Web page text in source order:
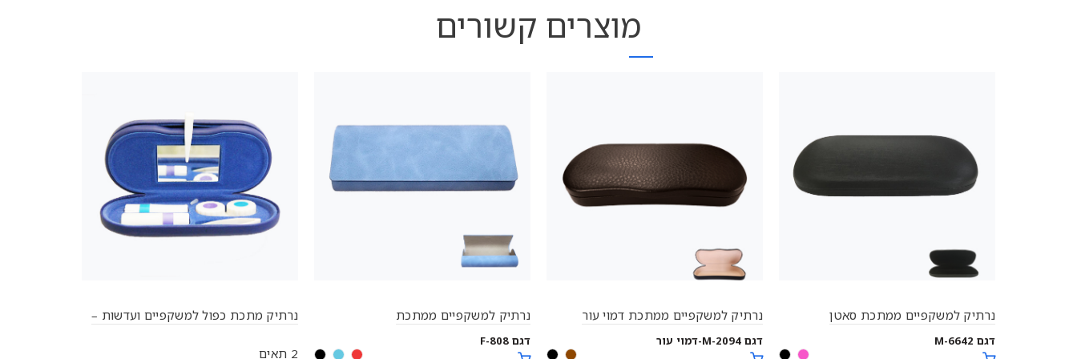
מוצרים קשורים
נרתיק למשקפיים ממתכת סאטן
דגם M-6642
נרתיק למשקפיים ממתכת דמוי עור
דגם M-2094-דמוי עור
נרתיק למשקפיים ממתכת
דגם F-808
נרתיק מתכת כפול למשקפיים ועדשות –
2 תאים